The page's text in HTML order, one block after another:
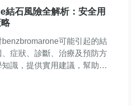
石風險全解析：安全用
可能引起的結
症狀、診斷、治療及預防方
識，提供實用建議，幫助痛
使用此藥的讀者參考，解決